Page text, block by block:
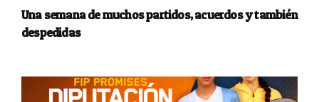
Una semana de muchos partidos, acuerdos y también
despedidas